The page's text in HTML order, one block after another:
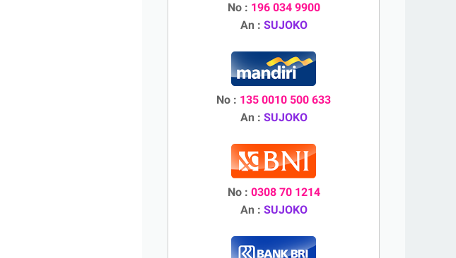
No : 196 034 9900
An : SUJOKO
No : 135 0010 500 633
An : SUJOKO
No : 0308 70 1214
An : SUJOKO